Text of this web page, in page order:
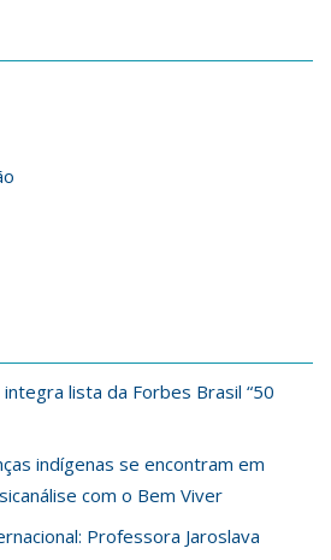
lista da Forbes Brasil “50
indígenas se encontram em
com o Bem Viver
Professora Jaroslava